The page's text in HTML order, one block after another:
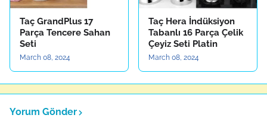
Taç GrandPlus 17
Parça Tencere Sahan
Seti
March 08, 2024
Taç Hera İndüksiyon
Tabanlı 16 Parça Çelik
Çeyiz Seti Platin
March 08, 2024
Yorum Gönder